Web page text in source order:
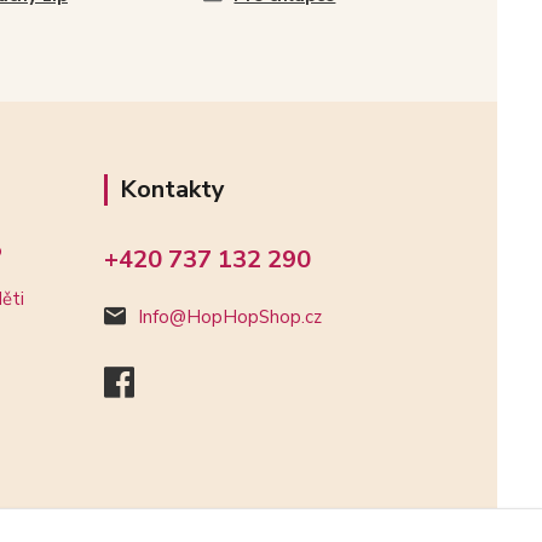
Kontakty
+420 737 132 290
Info@HopHopShop.cz